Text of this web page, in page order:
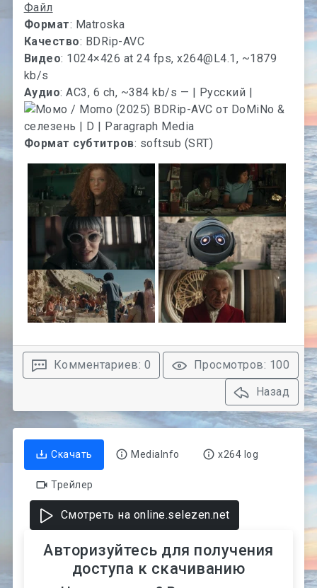
Файл
Формат: Matroska
Качество: BDRip-AVC
Видео: 1024×426 at 24 fps,x264@L4.1 , ~1879
kb/s
Аудио: AC3, 6 ch, ~384 kb/s — | Русский |
Формат субтитров: softsub (SRT)
Комментариев: 0
Просмотров: 100
Назад
Скачать MediaInfo x264 log
Трейлер
Смотреть на online.selezen.net
Авторизуйтесь для получения
доступа к скачиванию